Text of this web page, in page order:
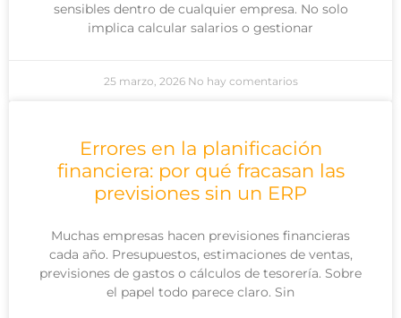
sensibles dentro de cualquier empresa. No solo
implica calcular salarios o gestionar
25 marzo, 2026 No hay comentarios
Errores en la planificación
financiera: por qué fracasan las
previsiones sin un ERP
Muchas empresas hacen previsiones financieras
cada año. Presupuestos, estimaciones de ventas,
previsiones de gastos o cálculos de tesorería. Sobre
el papel todo parece claro. Sin